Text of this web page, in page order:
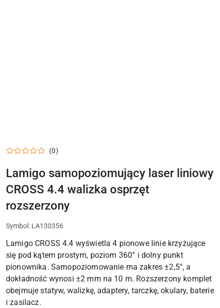
(0)
Lamigo samopoziomujący laser liniowy
CROSS 4.4 walizka osprzęt
rozszerzony
Symbol: LA130356
Lamigo CROSS 4.4 wyświetla 4 pionowe linie krzyżujące
się pod kątem prostym, poziom 360° i dolny punkt
pionownika. Samopoziomowanie ma zakres ±2,5°, a
dokładność wynosi ±2 mm na 10 m. Rozszerzony komplet
obejmuje statyw, walizkę, adaptery, tarczkę, okulary, baterie
i zasilacz.